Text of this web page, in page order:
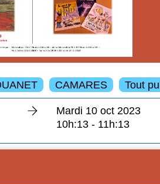
CAMARES Tout
Mardi 10 oct 2023
10h:13 - 11h:13